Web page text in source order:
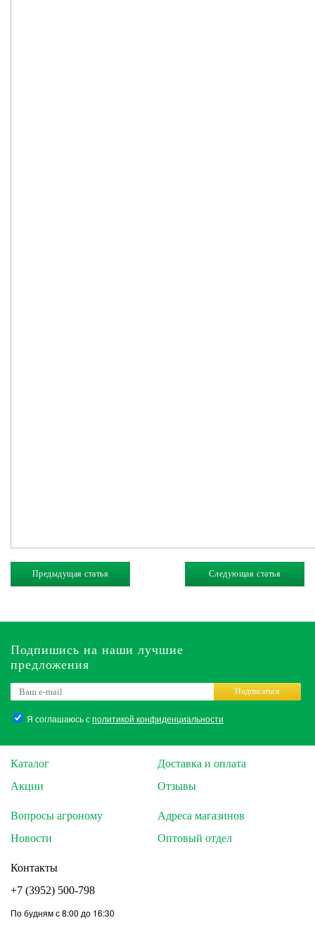
Предыдущая статья Следующая статья
Подпишись на наши лучшие
предложения
Я соглашаюсь сполитикой конфиденциальности
Подписаться
Каталог
Акции
Доставка и оплата
Отзывы
Вопросы агроному
Новости
Адреса магазинов
Оптовый отдел
Контакты
+7 (3952) 500-798
По будням с 8:00 до 16:30